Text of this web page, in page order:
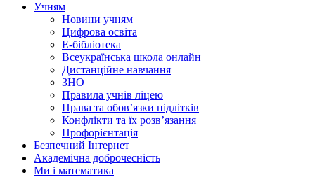
Учням
Новини учням
Цифрова освіта
E-бібліотека
Всеукраїнська школа онлайн
Дистанційне навчання
ЗНО
Правила учнів ліцею
Права та обов’язки підлітків
Конфлікти та їх розв’язання
Профорієнтація
Безпечний Інтернет
Академічна доброчесність
Ми і математика